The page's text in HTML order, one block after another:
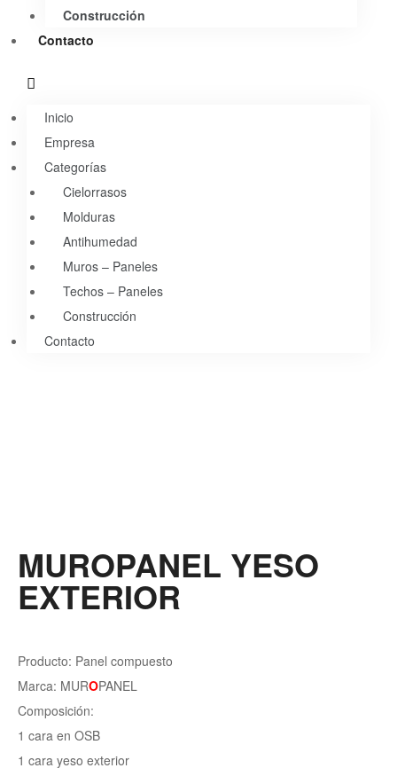
Construcción
Contacto
Inicio
Empresa
Categorías
Cielorrasos
Molduras
Antihumedad
Muros – Paneles
Techos – Paneles
Construcción
Contacto
MUROPANEL YESO
EXTERIOR
Producto: Panel compuesto
Marca: MUROPANEL
Composición:
1 cara en OSB
1 cara yeso exterior